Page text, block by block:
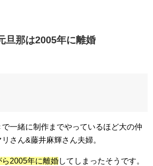
旦那は2005年に離婚
一緒に制作までやっているほど大の仲
さん&藤井麻輝さん夫婦。
ら2005年に離婚してしまったそうです。